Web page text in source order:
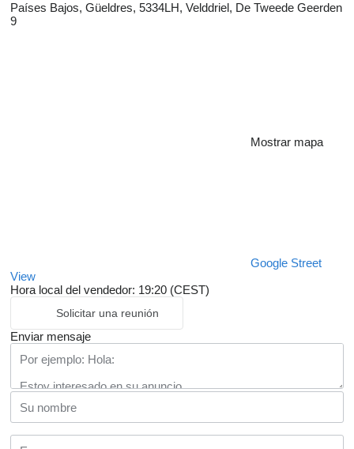
Países Bajos, Güeldres, 5334LH, Velddriel, De Tweede Geerden
9
Mostrar mapa
Google Street
View
Hora local del vendedor: 19:20 (CEST)
Solicitar una reunión
Enviar mensaje